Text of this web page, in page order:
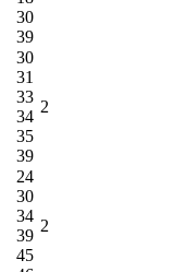
30
39
30
31
33
34
35
39
2
24
30
34
39
45
2